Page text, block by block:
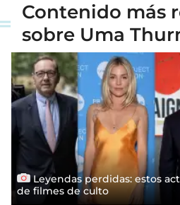
Contenido más
sobre Uma
Leyendas perdidas: estos
de filmes de culto